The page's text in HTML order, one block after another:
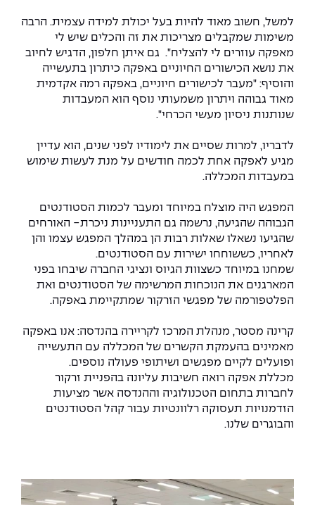
למשל, חשוב מאוד להיות בעל יכולת למידה עצמית. הרבה
משימות שמקבלים מצריכות את זה והכלים שיש לי
מאפקה עוזרים לי להצליח". גם איתן חלפון, הדגיש לחיוב
את נושא הכישורים החיוניים באפקה כיתרון בתעשייה
והוסיף: "מעבר לכישורים חיוניים, באפקה רמה אקדמית
מאוד גבוהה ויתרון משמעותי נוסף הוא המעבדות
שנותנות ניסיון מעשי הכרחי".
לדבריו, למרות שסיים את לימודיו לפני שנים, הוא עדיין
מגיע לאפקה אחת לכמה חודשים על מנת לעשות שימוש
במעבדות המכללה.
המפגש היה מוצלח במיוחד ומעבר לכמות הסטודנטים
הגבוהה שהגיעה, נרשמה גם התעניינות ניכרת- האורחים
שהגיעו נשאלו שאלות רבות הן במהלך המפגש עצמו והן
לאחריו, כששוחחו ישירות עם הסטודנטים.
שמחנו במיוחד כשצוות הגיוס ונציגי החברה שיבחו בפני
המארגנים את הנוכחות המרשימה של הסטודנטים ואת
הפלטפורמה של מפגשי הזרקור שמתקיימת באפקה.
קרינה מסטר, מנהלת המרכז לקריירה בהנדסה: אנו באפקה
מאמינים בהעמקת הקשרים של המכללה עם התעשייה
ופועלים לקיים מפגשים ושיתופי פעולה נוספים.
מכללת אפקה רואה חשיבות עליונה בהפניית זרקור
לחברות בתחום הטכנולוגיה וההנדסה אשר מציעות
הזדמנויות תעסוקה רלוונטיות עבור קהל הסטודנטים
והבוגרים שלנו.
קורס ניהול פרויקטים בשילוב AI
קורסים מקצועיים מותאמים לארגונים
סמסטר ראשון בתיכון